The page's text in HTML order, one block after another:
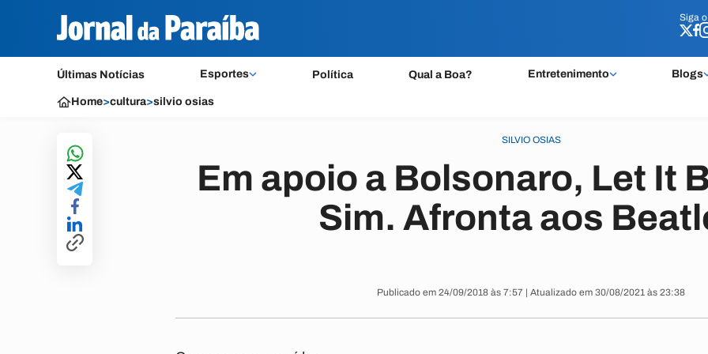
Siga o
Últimas Notícias Esportes Política Qual a Boa? Entretenimento Blogs
Siga o
Home>cultura>silvio osias
SILVIO OSIAS
Em apoio a Bolsonaro, Let It
Sim. Afronta aos
Publicado em 24/09/2018 às 7:57 | Atualizado em 30/08/2021 às 23:38